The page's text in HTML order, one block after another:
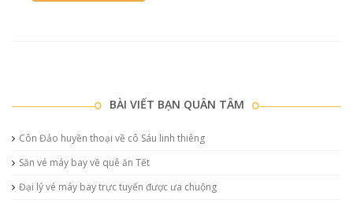
BÀI VIẾT BẠN QUÂN TÂM
Côn Đảo huyền thoại về cô Sáu linh thiêng
Săn vé máy bay về quê ăn Tết
Đại lý vé máy bay trực tuyến được ưa chuộng